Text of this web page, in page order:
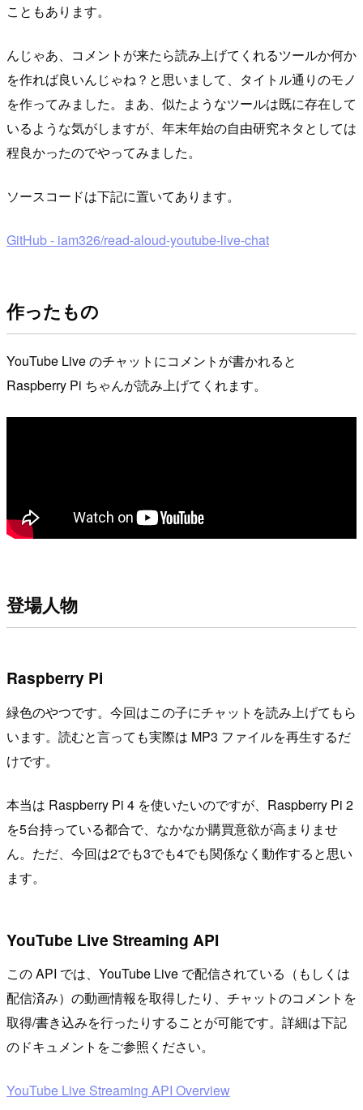
こともあります。
んじゃあ、コメントが来たら読み上げてくれるツールか何か
を作れば良いんじゃね？と思いまして、タイトル通りのモノ
を作ってみました。まあ、似たようなツールは既に存在して
いるような気がしますが、年末年始の自由研究ネタとしては
程良かったのでやってみました。
ソースコードは下記に置いてあります。
GitHub - iam326/read-aloud-youtube-live-chat
作ったもの
YouTube Live のチャットにコメントが書かれると
Raspberry Pi ちゃんが読み上げてくれます。
登場人物
Raspberry Pi
緑色のやつです。今回はこの子にチャットを読み上げてもら
います。読むと言っても実際は MP3 ファイルを再生するだ
けです。
本当は Raspberry Pi 4 を使いたいのですが、Raspberry Pi 2
を5台持っている都合で、なかなか購買意欲が高まりませ
ん。ただ、今回は2でも3でも4でも関係なく動作すると思い
ます。
YouTube Live Streaming API
この API では、YouTube Live で配信されている（もしくは
配信済み）の動画情報を取得したり、チャットのコメントを
取得/書き込みを行ったりすることが可能です。詳細は下記
のドキュメントをご参照ください。
YouTube Live Streaming API Overview